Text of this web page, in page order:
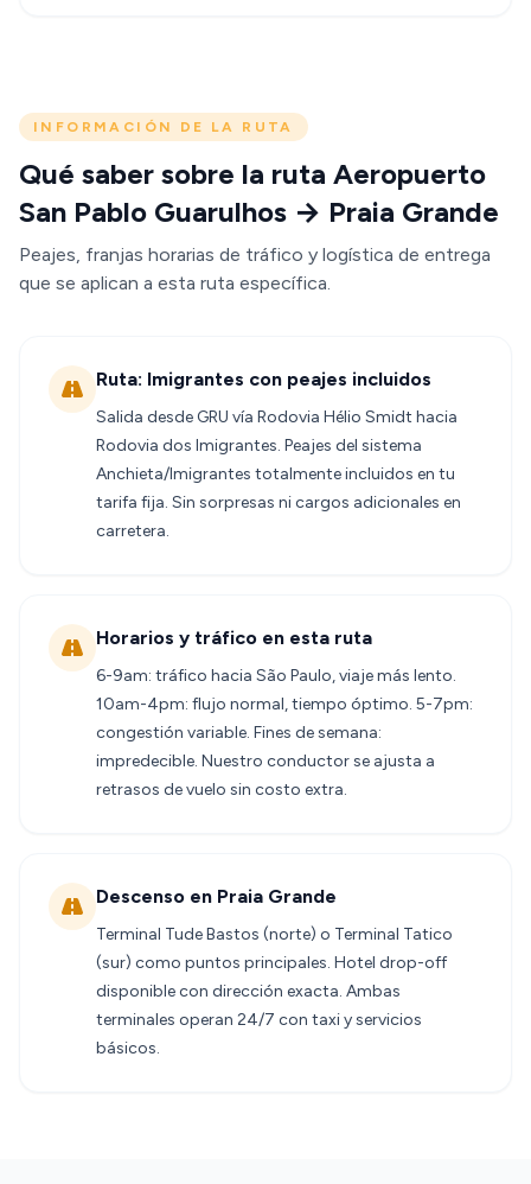
INFORMACIÓN DE LA RUTA
Qué saber sobre la ruta Aeropuerto
San Pablo Guarulhos → Praia Grande
Peajes, franjas horarias de tráfico y logística de entrega
que se aplican a esta ruta específica.
Ruta: Imigrantes con peajes incluidos
Salida desde GRU vía Rodovia Hélio Smidt hacia
Rodovia dos Imigrantes. Peajes del sistema
Anchieta/Imigrantes totalmente incluidos en tu
tarifa fija. Sin sorpresas ni cargos adicionales en
carretera.
Horarios y tráfico en esta ruta
6-9am: tráfico hacia São Paulo, viaje más lento.
10am-4pm: flujo normal, tiempo óptimo. 5-7pm:
congestión variable. Fines de semana:
impredecible. Nuestro conductor se ajusta a
retrasos de vuelo sin costo extra.
Descenso en Praia Grande
Terminal Tude Bastos (norte) o Terminal Tatico
(sur) como puntos principales. Hotel drop-off
disponible con dirección exacta. Ambas
terminales operan 24/7 con taxi y servicios
básicos.